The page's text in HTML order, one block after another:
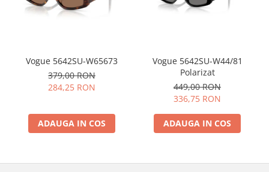
Vogue 5642SU-W65673
379,00 RON
284,25 RON
ADAUGA IN COS
Vogue 5642SU-W44/81
Polarizat
449,00 RON
336,75 RON
ADAUGA IN COS